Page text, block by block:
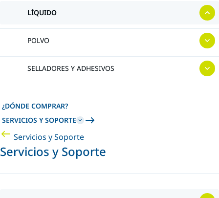
LÍQUIDO
POLVO
SELLADORES Y ADHESIVOS
¿DÓNDE COMPRAR?
SERVICIOS Y SOPORTE
Servicios y Soporte
Servicios y Soporte